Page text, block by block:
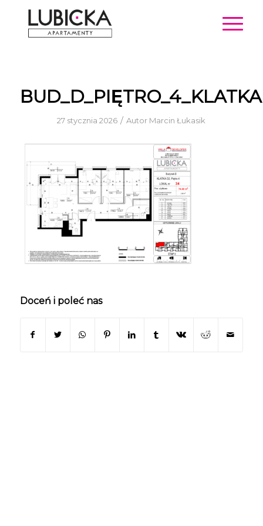
27 stycznia 2026 / Autor Marcin Łukasik
Doceń i poleć nas